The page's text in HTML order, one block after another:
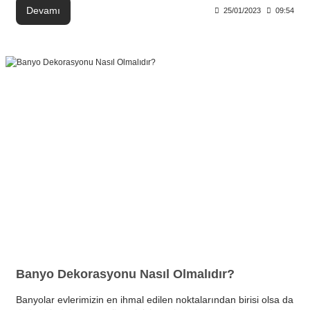
Devamı 25/01/2023 09:54
Banyo Dekorasyonu Nasıl Olmalıdır?
Banyolar evlerimizin en ihmal edilen noktalarından birisi olsa da